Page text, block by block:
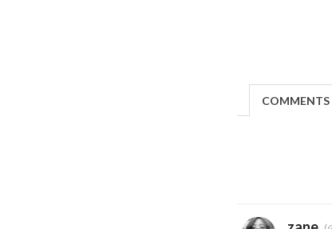
COMMENTS